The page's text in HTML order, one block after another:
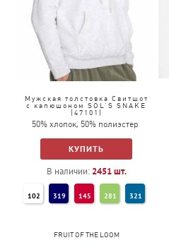
Мужская толстовка Свитшот
с капюшоном SOL’S SNAKE
(47101)
50% хлопок, 50% полиэстер
КУПИТЬ
В наличии:2451шт.
102 319 145 281 321
FRUIT OF THE LOOM